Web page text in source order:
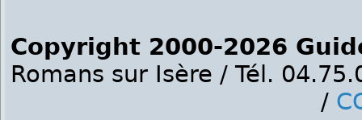
Copyright 2000-2026
Romans sur Isère / Tél.
/